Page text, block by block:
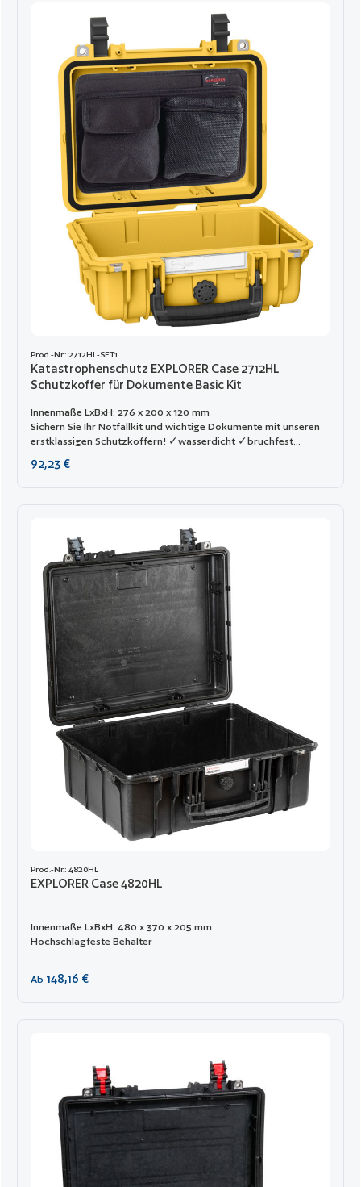
Prod.-Nr.: 2712HL-SET1
Katastrophenschutz EXPLORER Case 2712HL
Schutzkoffer für Dokumente Basic Kit
Innenmaße LxBxH: 276 x 200 x 120 mm
Sichern Sie Ihr Notfallkit und wichtige Dokumente mit unseren
erstklassigen Schutzkoffern! ✓wasserdicht ✓bruchfest
Regulärer Preis:
92,23 €
Prod.-Nr.: 4820HL
EXPLORER Case 4820HL
Innenmaße LxBxH: 480 x 370 x 205 mm
Hochschlagfeste Behälter
Regulärer Preis:
Ab 148,16 €